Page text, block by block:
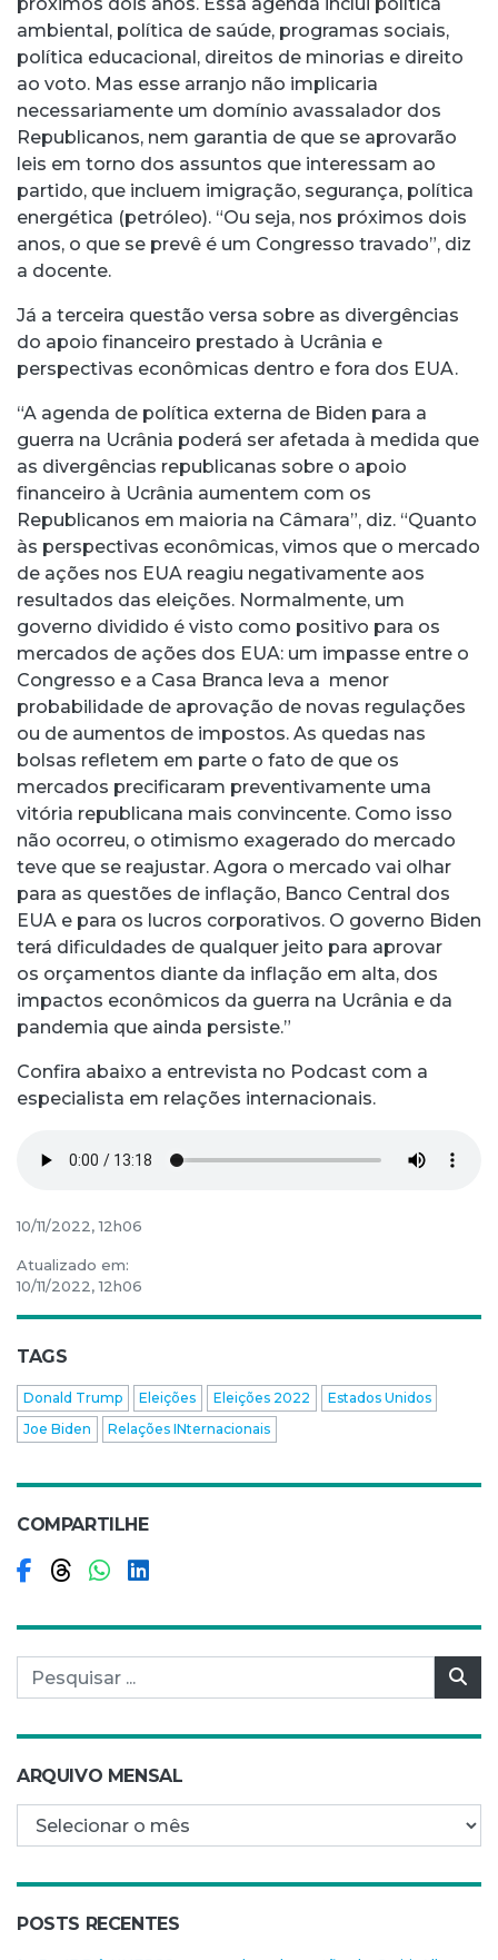
próximos dois anos. Essa agenda inclui política
ambiental, política de saúde, programas sociais,
política educacional, direitos de minorias e direito
ao voto. Mas esse arranjo não implicaria
necessariamente um domínio avassalador dos
Republicanos, nem garantia de que se aprovarão
leis em torno dos assuntos que interessam ao
partido, que incluem imigração, segurança, política
energética (petróleo). “Ou seja, nos próximos dois
anos, o que se prevê é um Congresso travado”, diz
a docente.
Já a terceira questão versa sobre as divergências
do apoio financeiro prestado à Ucrânia e
perspectivas econômicas dentro e fora dos EUA.
“A agenda de política externa de Biden para a
guerra na Ucrânia poderá ser afetada à medida que
as divergências republicanas sobre o apoio
financeiro à Ucrânia aumentem com os
Republicanos em maioria na Câmara”, diz. “Quanto
às perspectivas econômicas, vimos que o mercado
de ações nos EUA reagiu negativamente aos
resultados das eleições. Normalmente, um
governo dividido é visto como positivo para os
mercados de ações dos EUA: um impasse entre o
Congresso e a Casa Branca leva a menor
probabilidade de aprovação de novas regulações
ou de aumentos de impostos. As quedas nas
bolsas refletem em parte o fato de que os
mercados precificaram preventivamente uma
vitória republicana mais convincente. Como isso
não ocorreu, o otimismo exagerado do mercado
teve que se reajustar. Agora o mercado vai olhar
para as questões de inflação, Banco Central dos
EUA e para os lucros corporativos. O governo Biden
terá dificuldades de qualquer jeito para aprovar
os orçamentos diante da inflação em alta, dos
impactos econômicos da guerra na Ucrânia e da
pandemia que ainda persiste.”
Confira abaixo a entrevista no Podcast com a
especialista em relações internacionais.
10/11/2022, 12h06
Atualizado em:
10/11/2022, 12h06
TAGS
Donald Trump Eleições Eleições 2022
Estados Unidos
Joe Biden
Relações INternacionais
COMPARTILHE
Compartilhar no Facebook
Compartilhar no Threads
Compartilhar no WhatsApp
Compartilhar no LinkedIn
Pesquisar por:
ARQUIVO MENSAL
Arquivo mensal
POSTS RECENTES